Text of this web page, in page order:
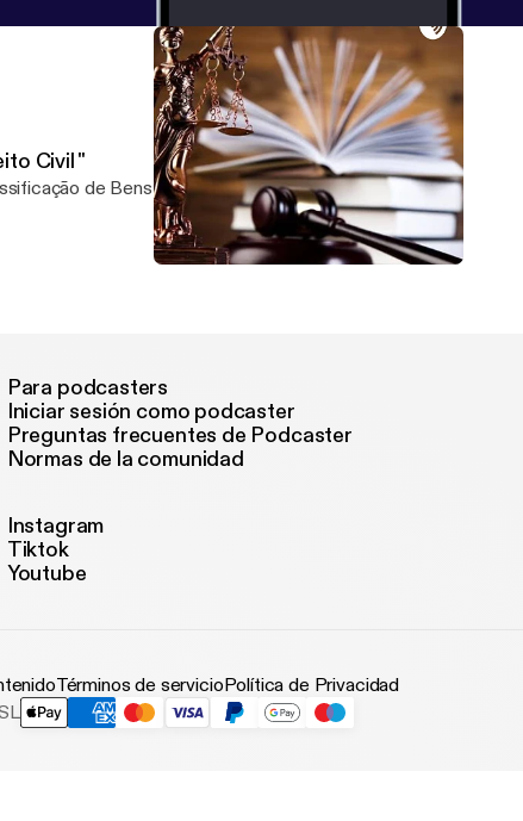
Civil "
de Bens Jurídicos.
Para podcasters
Iniciar sesión como podcaster
Preguntas frecuentes de Podcaster
Normas de la comunidad
Instagram
Tiktok
Youtube
Términos de servicioPolítica de Privacidad